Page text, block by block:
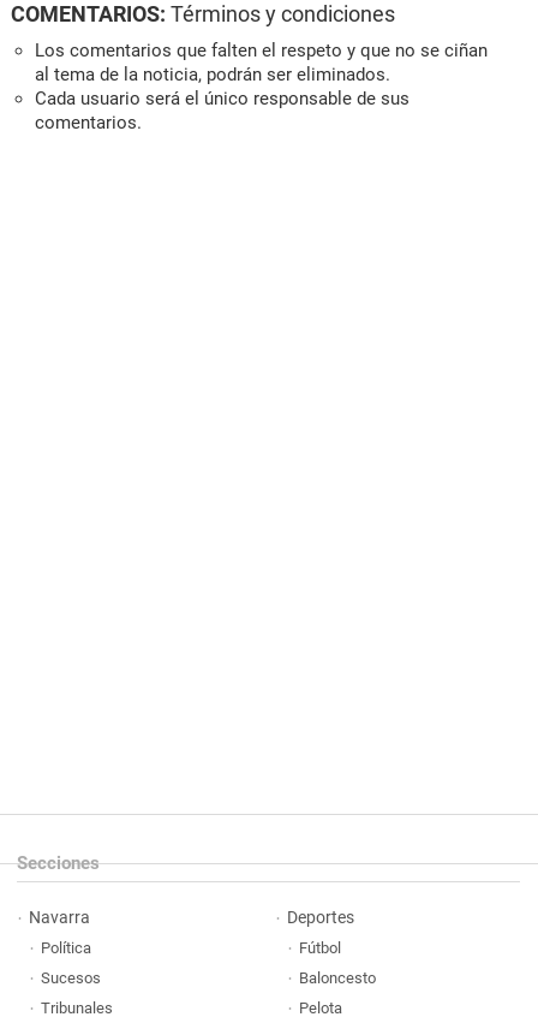
COMENTARIOS: Términos y condiciones
Los comentarios que falten el respeto y que no se ciñan
al tema de la noticia, podrán ser eliminados.
Cada usuario será el único responsable de sus
comentarios.
Secciones
Navarra
Política
Sucesos
Tribunales
Deportes
Fútbol
Baloncesto
Pelota